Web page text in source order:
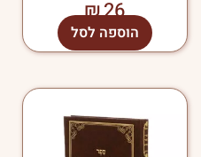
₪26
הוספה לסל